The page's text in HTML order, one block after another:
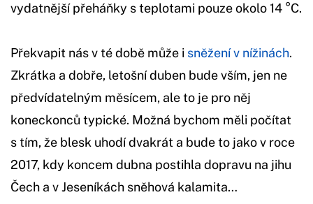
vydatnější přeháňky s teplotami pouze okolo 14 °C.
Překvapit nás v té době může i sněžení v nížinách.
Zkrátka a dobře, letošní duben bude vším, jen ne
předvídatelným měsícem, ale to je pro něj
koneckonců typické. Možná bychom měli počítat
s tím, že blesk uhodí dvakrát a bude to jako v roce
2017, kdy koncem dubna postihla dopravu na jihu
Čech a v Jeseníkách sněhová kalamita…